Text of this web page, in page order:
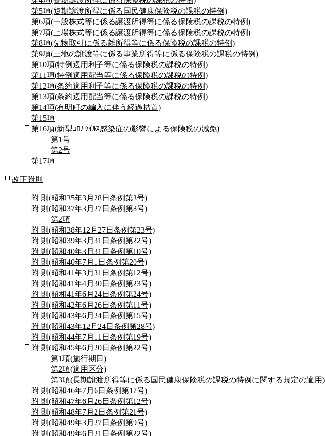
第5項(短期譲渡所得に係る国民健康保険税の課税の特例)
第6項(一般株式等に係る譲渡所得等に係る保険税の課税の特例)
第7項(上場株式等に係る譲渡所得等に係る保険税の課税の特例)
第8項(先物取引に係る雑所得等に係る保険税の課税の特例)
第9項(土地の譲渡等に係る事業所得等に係る保険税の課税の特例)
第10項(特例適用利子等に係る保険税の課税の特例)
第11項(特例適用配当等に係る保険税の課税の特例)
第12項(条約適用利子等に係る保険税の課税の特例)
第13項(条約適用配当等に係る保険税の課税の特例)
第14項(有明町の編入に伴う経過措置)
第15項
第16項(新型ｺﾛﾅｳｲﾙｽ感染症の影響による保険税の減免)
第1号
第2号
第17項
改正附則
附 則(昭和35年3月28日条例第3号)
附 則(昭和37年3月27日条例第8号)
第2項
附 則(昭和38年12月27日条例第23号)
附 則(昭和39年3月31日条例第22号)
附 則(昭和40年3月31日条例第10号)
附 則(昭和40年7月1日条例第20号)
附 則(昭和41年3月31日条例第12号)
附 則(昭和41年4月30日条例第23号)
附 則(昭和41年6月24日条例第24号)
附 則(昭和42年6月26日条例第11号)
附 則(昭和43年6月24日条例第15号)
附 則(昭和43年12月24日条例第28号)
附 則(昭和44年7月11日条例第19号)
附 則(昭和45年6月20日条例第22号)
第1項(施行期日)
第2項(適用区分)
第3項(長期譲渡所得等に係る国民健康保険税の課税の特例に関する規定の適用)
附 則(昭和46年7月6日条例第17号)
附 則(昭和47年6月26日条例第12号)
附 則(昭和48年7月2日条例第21号)
附 則(昭和49年3月27日条例第9号)
附 則(昭和49年6月21日条例第22号)